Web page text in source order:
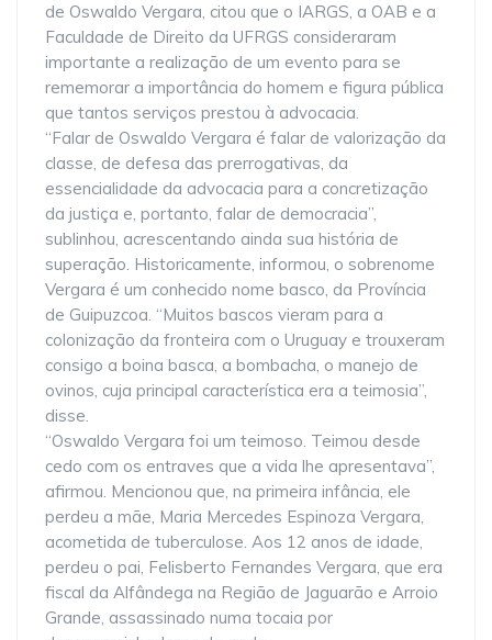
de Oswaldo Vergara, citou que o IARGS, a OAB e a
Faculdade de Direito da UFRGS consideraram
importante a realização de um evento para se
rememorar a importância do homem e figura pública
que tantos serviços prestou à advocacia.
“Falar de Oswaldo Vergara é falar de valorização da
classe, de defesa das prerrogativas, da
essencialidade da advocacia para a concretização
da justiça e, portanto, falar de democracia”,
sublinhou, acrescentando ainda sua história de
superação. Historicamente, informou, o sobrenome
Vergara é um conhecido nome basco, da Província
de Guipuzcoa. “Muitos bascos vieram para a
colonização da fronteira com o Uruguay e trouxeram
consigo a boina basca, a bombacha, o manejo de
ovinos, cuja principal característica era a teimosia”,
disse.
“Oswaldo Vergara foi um teimoso. Teimou desde
cedo com os entraves que a vida lhe apresentava”,
afirmou. Mencionou que, na primeira infância, ele
perdeu a mãe, Maria Mercedes Espinoza Vergara,
acometida de tuberculose. Aos 12 anos de idade,
perdeu o pai, Felisberto Fernandes Vergara, que era
fiscal da Alfândega na Região de Jaguarão e Arroio
Grande, assassinado numa tocaia por